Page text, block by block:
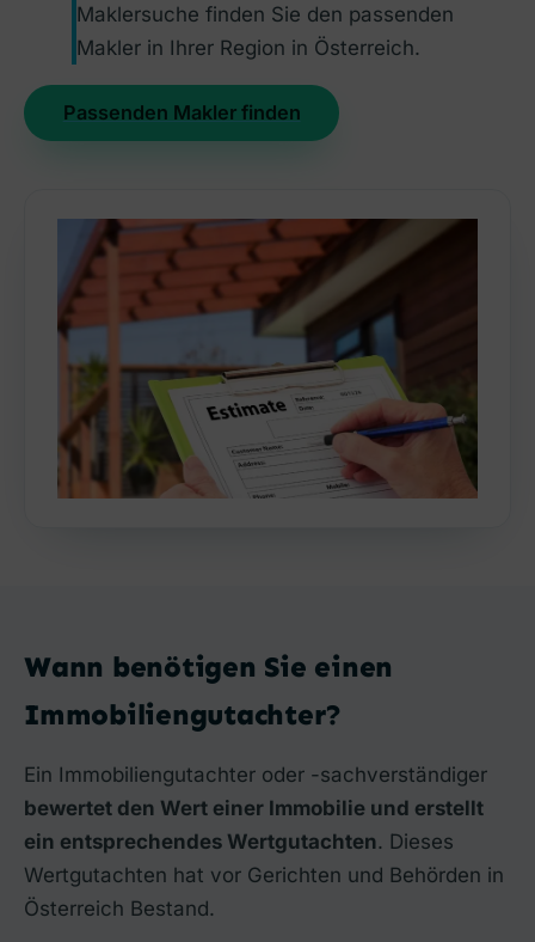
Maklersuche finden Sie den passenden
Makler in Ihrer Region in Österreich.
Passenden Makler finden
Wann benötigen Sie einen
Immobiliengutachter?
Ein Immobiliengutachter oder -sachverständiger
bewertet den Wert einer Immobilie und erstellt
ein entsprechendes Wertgutachten. Dieses
Wertgutachten hat vor Gerichten und Behörden in
Österreich Bestand.